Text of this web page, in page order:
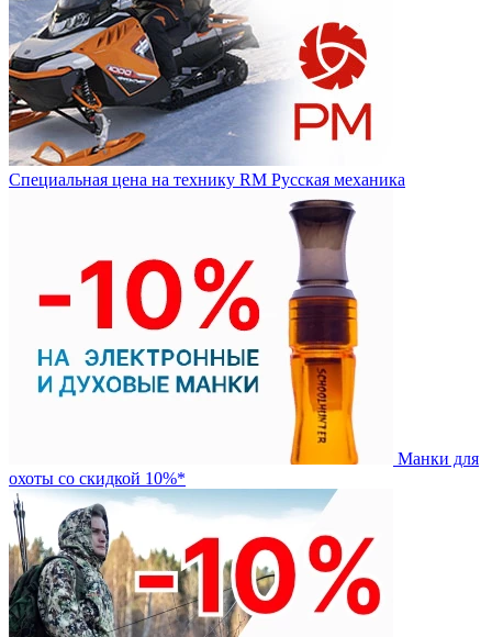
Специальная цена на технику RM Русская механика
Манки для
охоты со скидкой 10%*